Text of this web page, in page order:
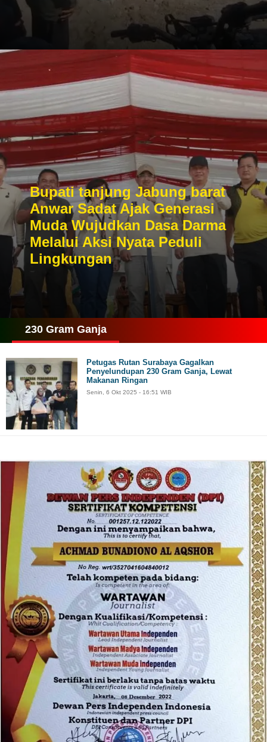
Bupati tanjung Jabung barat
Anwar Sadat Ajak Generasi
Muda Wujudkan Dasa Darma
Melalui Aksi Nyata Peduli
Lingkungan
230 Gram Ganja
Petugas Rutan Surabaya Gagalkan
Penyelundupan 230 Gram Ganja, Lewat
Makanan Ringan
Senin, 6 Okt 2025 - 16:51 WIB